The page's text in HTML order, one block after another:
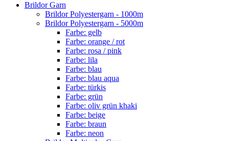
Brildor Garn
Brildor Polyestergarn - 1000m
Brildor Polyestergarn - 5000m
Farbe: gelb
Farbe: orange / rot
Farbe: rosa / pink
Farbe: lila
Farbe: blau
Farbe: blau aqua
Farbe: türkis
Farbe: grün
Farbe: oliv grün khaki
Farbe: beige
Farbe: braun
Farbe: neon